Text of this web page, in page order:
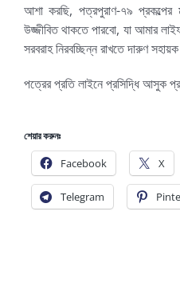
আশা করছি, পত্রপুরাণ-৭৯
উজ্জীবিত থাকতে পারবো, যা আমার
সরবরাহ নিরবচ্ছিন্ন রাখতে দারুণ
পত্রের প্রতি লাইনে প্রসিদ্ধি আসুক
শেয়ার করুনঃ
Facebook X
Telegram